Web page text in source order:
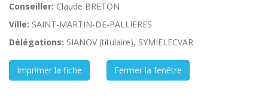
Conseiller: Claude BRETON
Ville: SAINT-MARTIN-DE-PALLIERES
Délégations: SIANOV (titulaire), SYMIELECVAR